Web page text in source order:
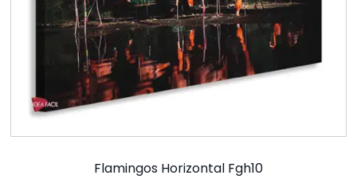
Flamingos Horizontal Fgh10